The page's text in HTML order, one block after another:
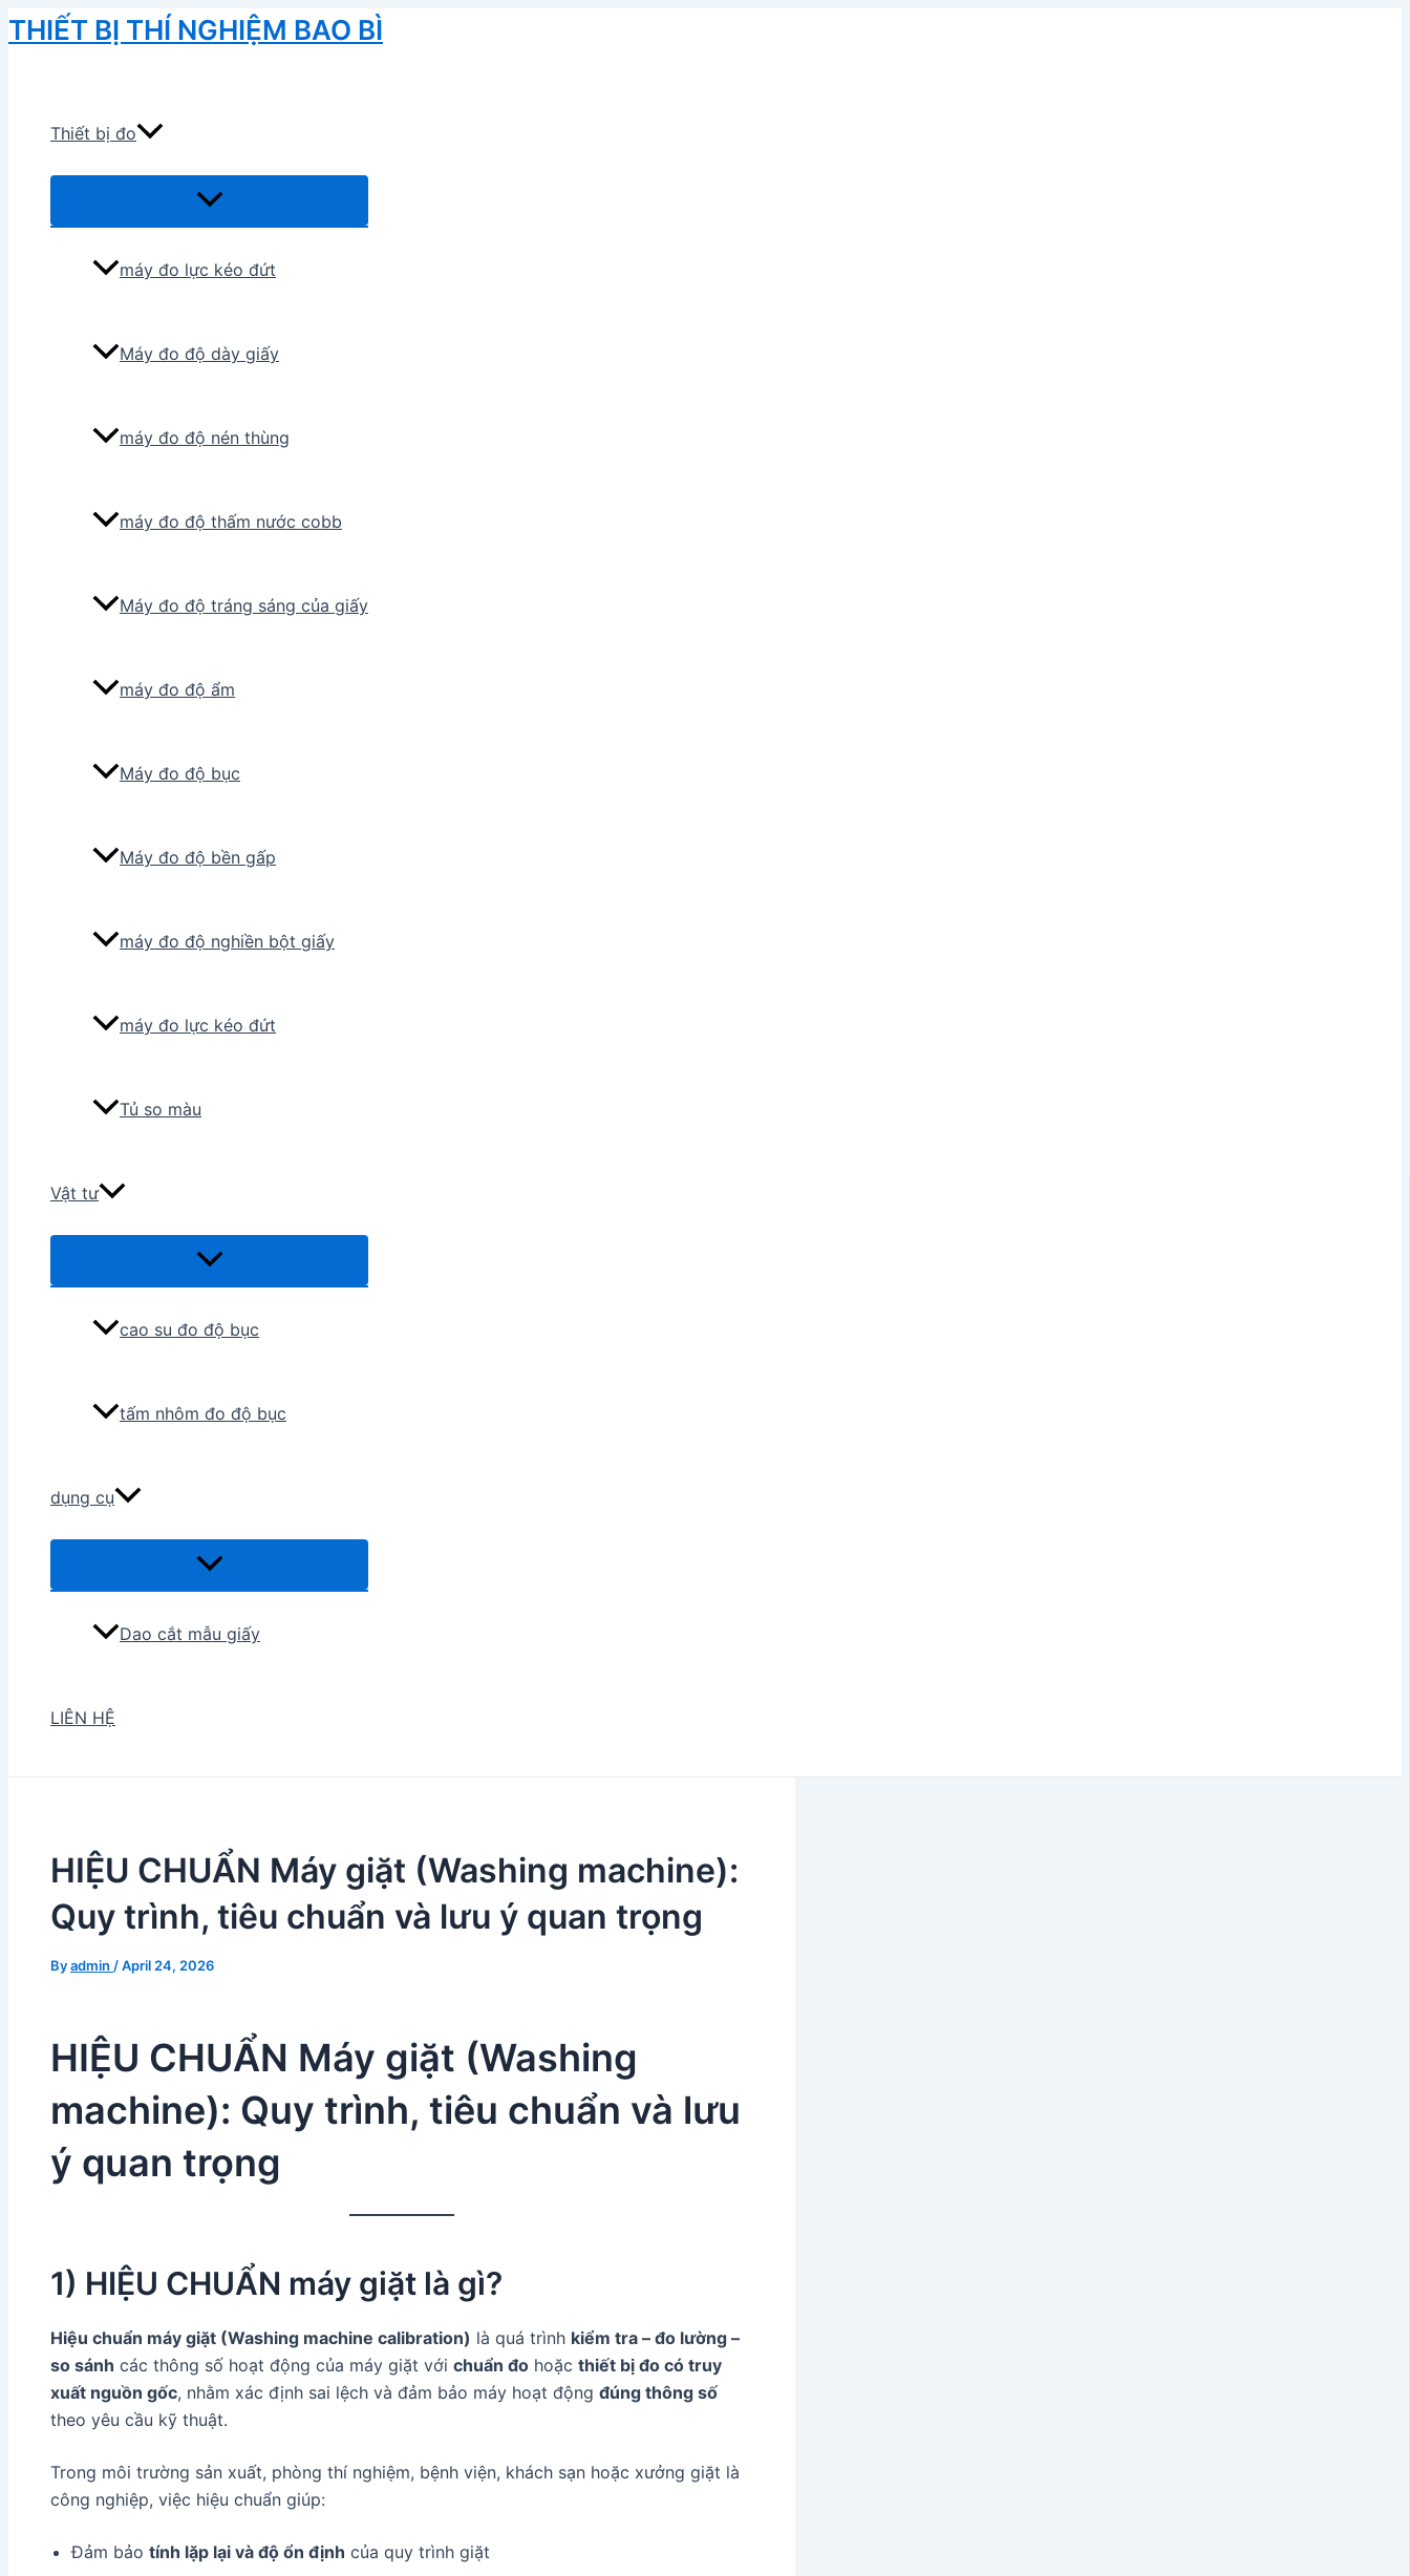
Skip
to
THIẾT BỊ THÍ NGHIỆM BAO BÌ
Thiết bị đo
Menu
máy đo lực kéo đứt
Máy đo độ dày giấy
máy đo độ nén thùng
máy đo độ thấm nước cobb
Máy đo độ tráng sáng của giấy
máy đo độ ẩm
Máy đo độ bục
Máy đo độ bền gấp
máy đo độ nghiền bột giấy
máy đo lực kéo đứt
Tủ so màu
Vật tư
Menu
cao su đo độ bục
tấm nhôm đo độ bục
dụng cụ
Menu
Dao cắt mẫu giấy
LIÊN HỆ
HIỆU CHUẨN Máy giặt (Washing machine):
Quy trình, tiêu chuẩn và lưu ý quan trọng
Byadmin /April 24, 2026
HIỆU CHUẨN Máy giặt (Washing
machine): Quy trình, tiêu chuẩn và lưu
ý quan trọng
1) HIỆU CHUẨN máy giặt là gì?
Hiệu chuẩn máy giặt (Washing machine calibration) là quá trình kiểm tra – đo lường –
so sánh các thông số hoạt động của máy giặt với chuẩn đo hoặc thiết bị đo có truy
xuất nguồn gốc, nhằm xác định sai lệch và đảm bảo máy hoạt động đúng thông số
theo yêu cầu kỹ thuật.
Trong môi trường sản xuất, phòng thí nghiệm, bệnh viện, khách sạn hoặc xưởng giặt là
công nghiệp, việc hiệu chuẩn giúp:
Đảm bảo tính lặp lại và độ ổn định của quy trình giặt